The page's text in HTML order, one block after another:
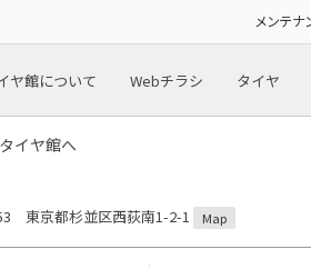
メンテナ
ヤ館について Webチラシ タイヤ
イヤ館へ
東京都杉並区西荻南1-2-1 Map